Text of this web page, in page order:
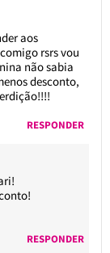
aos
rsrs vou
não sabia
desconto,
RESPONDER
RESPONDER